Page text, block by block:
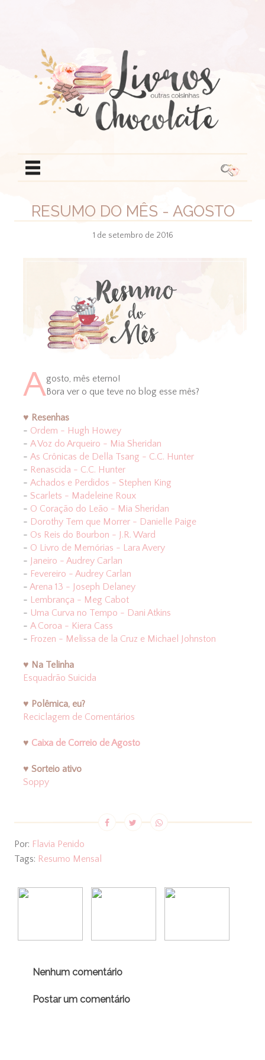
RESUMO DO MÊS - AGOSTO
1 de setembro de 2016
Agosto, mês eterno!
Bora ver o que teve no blog esse mês?
♥ Resenhas
- Ordem - Hugh Howey
- A Voz do Arqueiro - Mia Sheridan
- As Crônicas de Della Tsang - C.C. Hunter
- Renascida - C.C. Hunter
- Achados e Perdidos - Stephen King
- Scarlets - Madeleine Roux
- O Coração do Leão - Mia Sheridan
- Dorothy Tem que Morrer - Danielle Paige
- Os Reis do Bourbon - J.R. Ward
- O Livro de Memórias - Lara Avery
- Janeiro - Audrey Carlan
- Fevereiro - Audrey Carlan
- Arena 13 - Joseph Delaney
- Lembrança - Meg Cabot
- Uma Curva no Tempo - Dani Atkins
- A Coroa - Kiera Cass
- Frozen - Melissa de la Cruz e Michael Johnston
♥ Na Telinha
Esquadrão Suicida
♥ Polêmica, eu?
Reciclagem de Comentários
♥ Caixa de Correio de Agosto
♥ Sorteio ativo
Soppy
Por: Flavia Penido
Tags: Resumo Mensal
Nenhum comentário
Postar um comentário